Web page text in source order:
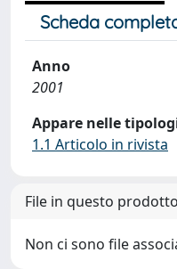
Scheda
Anno
2001
Appare nelle
1.1 Articolo in rivista
File in questo
Non ci sono file